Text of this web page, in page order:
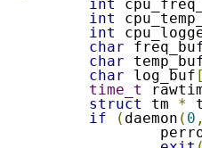
int
int
int
char
char
char log_buf [
time_t
struct
tm *
if
( daemon ( 0 ,